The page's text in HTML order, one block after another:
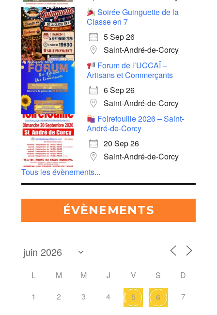
Soirée Guinguette de la
Classe en 7
5 Sep 26
Saint-André-de-Corcy
Forum de l’UCCAÏ –
Artisans et Commerçants
6 Sep 26
Saint-André-de-Corcy
Foirefouille 2026 – Saint-
André-de-Corcy
20 Sep 26
Saint-André-de-Corcy
Tous les évènements...
ÉVÈNEMENTS
L M M J V S
D
1
2 3 4 5 6 7